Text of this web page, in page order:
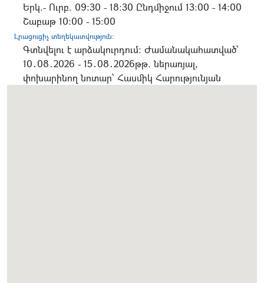
Երկ.- Ուրբ. 09:30 - 18:30 Ընդմիջում 13:00 - 14:00
Շաբաթ 10:00 - 15:00
Լրացուցիչ տեղեկատվություն:
Գտնվելու է արձակուրդում: Ժամանակահատված՝
10․08․2026 - 15․08․2026թթ. ներառյալ,
փոխարինող նոտար՝ Հասմիկ Հարությունյան